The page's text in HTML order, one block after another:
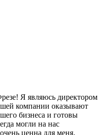
Я являюсь директором
компании оказывают
бизнеса и готовы
могли на нас
ценна для меня.